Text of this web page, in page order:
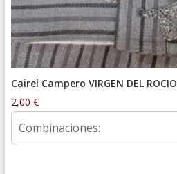
Cairel Campero VIRGEN DEL ROCIO
2,00 €
Combinaciones: